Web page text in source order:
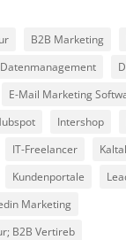
B2B Marketing
Datenmanagement
E-Mail Marketing
Intershop
IT-Freelancer
Kundenportale
Marketing
B2B Vertireb